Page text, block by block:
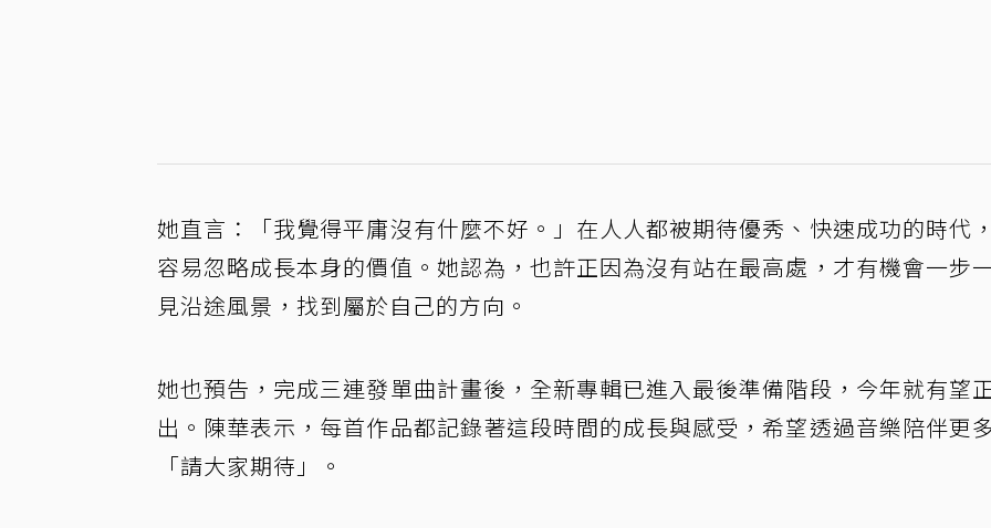
她直言：「我覺得平庸沒有什麼不好。」在人人都被期待優秀、快速成功的時代
容易忽略成長本身的價值。她認為，也許正因為沒有站在最高處，才有機會一步
見沿途風景，找到屬於自己的方向。
她也預告，完成三連發單曲計畫後，全新專輯已進入最後準備階段，今年就有望
出。陳華表示，每首作品都記錄著這段時間的成長與感受，希望透過音樂陪伴更
「請大家期待」。